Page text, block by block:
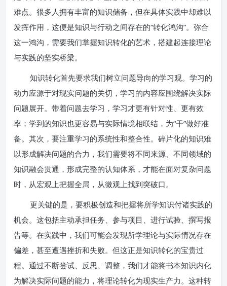
难点。很多人拥有丰富的知识储备，但在具体实践中却难以
发挥作用，这便是知识与行动之间存在的“转化鸿沟”。弥合
这一鸿沟，需要我们掌握知识转化的艺术，搭建起连接理论
与实践的坚实桥梁。
知识转化首先要求我们树立问题导向的学习观。学习的
动力应源于对现实问题的关切，学习的内容应围绕解决实际
问题展开。带着问题去学习，学习才更有针对性、更有效
率；学到的知识也更容易与实际情境相联结，为“干”做好准
备。其次，要注重学习的系统性和整合性。碎片化的知识难
以形成解决问题的合力，我们需要将不同来源、不同领域的
知识融会贯通，形成完整的认知体系，才能在面对复杂问题
时，从宏观上把握全局，从微观上找到突破口。
更关键的是，要积极创造和把握将所学知识付诸实践的
机会。这包括主动承担任务、参与项目、进行试验、撰写报
告等。在实践中，我们可能会发现所学理论与实际情况存在
偏差，甚至遭遇挫折和失败。但这正是知识转化的宝贵过
程。通过不断尝试、反思、调整，我们才能将书本知识内化
为解决实际问题的能力，将理论转化为现实生产力。这种转